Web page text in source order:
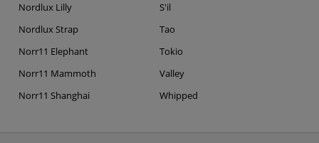
Nordlux Lilly
Nordlux Strap
Norr11 Elephant
Norr11 Mammoth
Norr11 Shanghai
S'il
Tao
Tokio
Valley
Whipped